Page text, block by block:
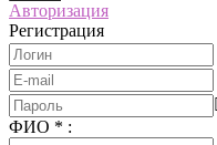
Авторизация
Регистрация
ФИО * :